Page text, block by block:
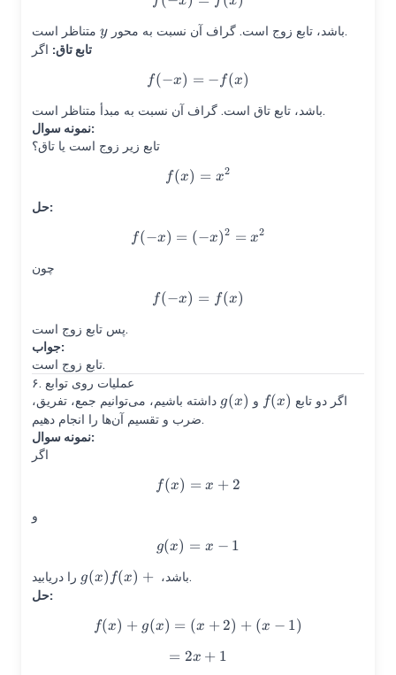
باشد، تابع زوج است. گراف آن نسبت به محور
y
y
متناظر است.
تابع تاق: اگر
f(-x)=-f(x)
f(−x) = − f(x)
باشد، تابع تاق است. گراف آن نسبت به مبدأ متناظر است.
نمونه سوال:
تابع زیر زوج است یا تاق؟
f(x)=x^2
f(x) = x2
حل:
f(-x)=(-x)^2=x^2
f(−x) = (−x)2 = x2
چون
f(-x)=f(x)
f(−x) = f(x)
پس تابع زوج است.
جواب:
تابع زوج است.
۶. عملیات روی توابع
اگر دو تابع
f(x)
f(x) و
g(x)
g(x)
داشته باشیم، می‌توانیم جمع، تفریق،
ضرب و تقسیم آن‌ها را انجام دهیم.
نمونه سوال:
اگر
f(x)=x+2
f(x) = x + 2
و
g(x)=x-1
g(x) = x − 1
باشد،
f(x)+g(x)
f(x) +
g(x)
را دریابید.
حل:
f(x)+g(x)=(x+2)+(x-1)
f(x) + g(x) = (x + 2) + (x − 1)
=2x+1
= 2x + 1